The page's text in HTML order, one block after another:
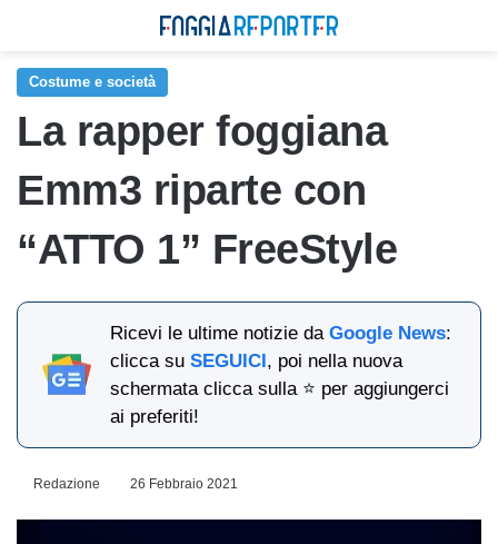
Costume e società
La rapper foggiana
Emm3 riparte con
“ATTO 1” FreeStyle
Ricevi le ultime notizie daGoogle News:
clicca suSEGUICI, poi nella nuova
schermata clicca sulla ⭐ per aggiungerci
ai preferiti!
Redazione 26 Febbraio 2021